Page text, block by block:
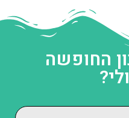
החופשה